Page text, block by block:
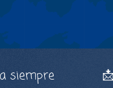
siempre